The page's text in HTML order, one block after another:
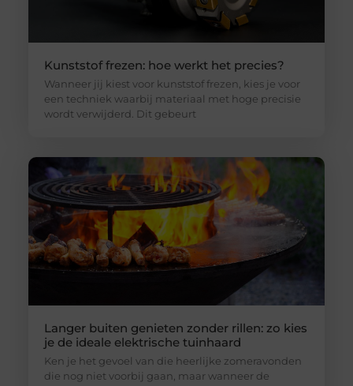
Kunststof frezen: hoe werkt het precies?
Wanneer jij kiest voor kunststof frezen, kies je voor
een techniek waarbij materiaal met hoge precisie
wordt verwijderd. Dit gebeurt
Langer buiten genieten zonder rillen: zo kies
je de ideale elektrische tuinhaard
Ken je het gevoel van die heerlijke zomeravonden
die nog niet voorbij gaan, maar wanneer de